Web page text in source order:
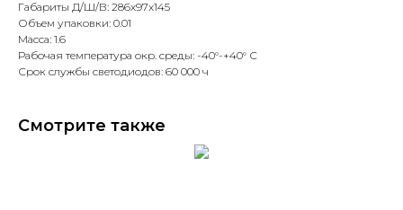
Габариты Д/Ш/В: 286x97x145
Объем упаковки: 0.01
Масса: 1.6
Рабочая температура окр. среды: -40°-+40° С
Срок службы светодиодов: 60 000 ч
Смотрите также